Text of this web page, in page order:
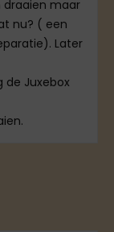
draaien maar
nu? ( een
Later
de Juxebox